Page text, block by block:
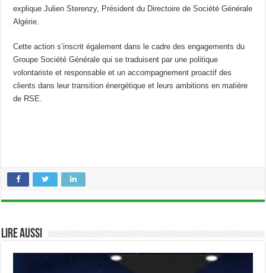
explique Julien Sterenzy, Président du Directoire de Société Générale
Algérie.
Cette action s’inscrit également dans le cadre des engagements du
Groupe Société Générale qui se traduisent par une politique
volontariste et responsable et un accompagnement proactif des
clients dans leur transition énergétique et leurs ambitions en matière
de RSE.
Lire aussi